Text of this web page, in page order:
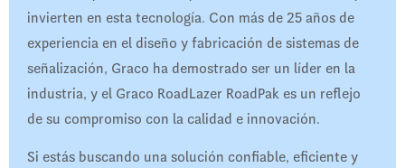
invierten en esta tecnología. Con más de 25 años de
experiencia en el diseño y fabricación de sistemas de
señalización, Graco ha demostrado ser un líder en la
industria, y el Graco RoadLazer RoadPak es un reflejo
de su compromiso con la calidad e innovación.
Si estás buscando una solución confiable, eficiente y